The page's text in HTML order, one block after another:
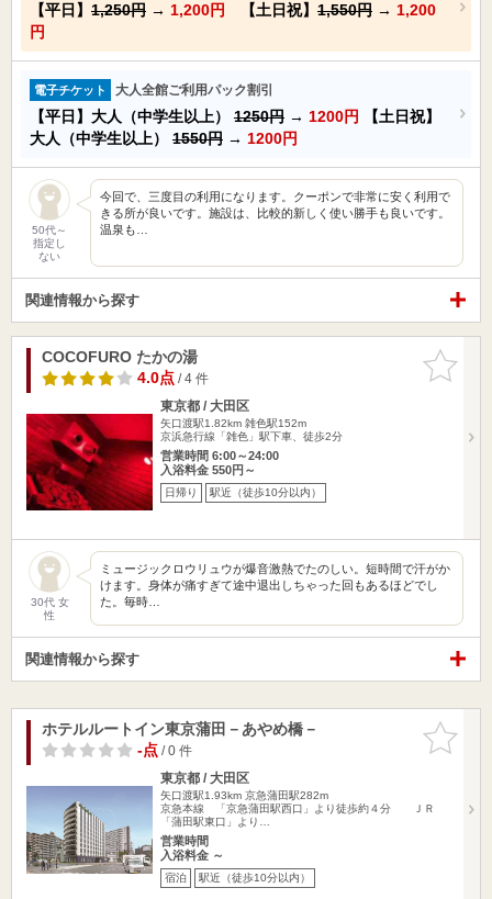
【平日】 1,250円 → 1,200円 【土日祝】 1,550円 → 1,200
円
電子チケット 大人全館ご利用パック割引
【平日】大人（中学生以上） 1250円 → 1200円
【土日祝】
大人（中学生以上） 1550円 → 1200円
50代～
指定し
ない
今回で、三度目の利用になります。クーポンで非常に安く利用で
きる所が良いです。施設は、比較的新しく使い勝手も良いです。
温泉も…
関連情報から探す
お気に入
りに追加
COCOFURO たかの湯
4.0点/ 4 件
東京都 / 大田区
矢口渡駅1.82km 雑色駅152m
京浜急行線「雑色」駅下車、徒歩2分
営業時間 6:00～24:00
入浴料金 550円～
日帰り 駅近（徒歩10分以内）
30代 女
性
ミュージックロウリュウが爆音激熱でたのしい。短時間で汗がか
けます。身体が痛すぎて途中退出しちゃった回もあるほどでし
た。毎時…
関連情報から探す
お気に入
りに追加
ホテルルートイン東京蒲田－あやめ橋－
-点/ 0 件
東京都 / 大田区
矢口渡駅1.93km 京急蒲田駅282m
京急本線 「京急蒲田駅西口」より徒歩約４分 ＪＲ
「蒲田駅東口」より…
営業時間
入浴料金 ～
宿泊 駅近（徒歩10分以内）